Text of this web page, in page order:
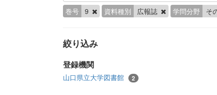
巻号 9 資料種別 広報誌 学問分野 そ
絞り込み
登録機関
山口県立大学図書館 2